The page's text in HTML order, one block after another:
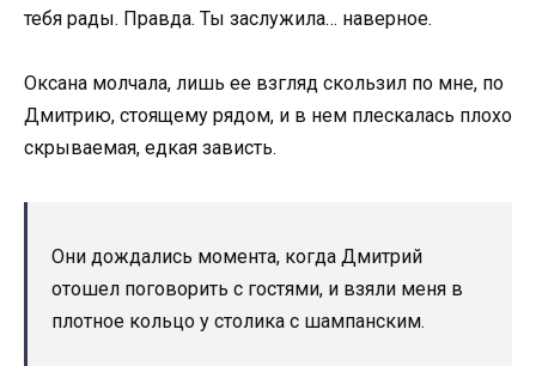
тебя рады. Правда. Ты заслужила… наверное.
Оксана молчала, лишь ее взгляд скользил по мне, по
Дмитрию, стоящему рядом, и в нем плескалась плохо
скрываемая, едкая зависть.
Они дождались момента, когда Дмитрий
отошел поговорить с гостями, и взяли меня в
плотное кольцо у столика с шампанским.